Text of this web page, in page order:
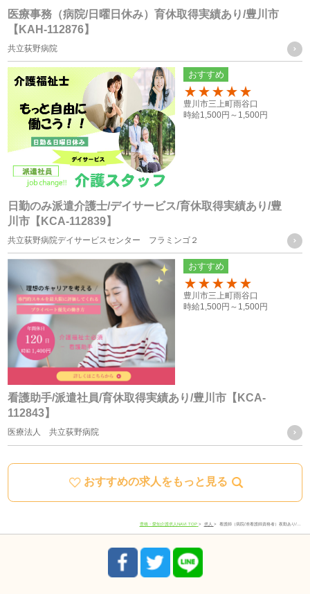
・採用応募時に取得した履歴書、お問い合せフォーム、エン
トリーフォーム、口頭（電話等）による取得
・就職斡旋サイトや人材紹介会社からの通知による取得
お取引様の個人情報
・お問い合せフォーム、求人依頼フォーム、口頭（電話等）
またはFAXによる取得
個人情報の管理について責任を有する者の名称
・株式会社フォーテック
統計処理されたデータの利用
当社は、提供を受けた個人情報をもとに、個人を特定できな
いよう加工した統計データを作成することがあります。個人
を特定できない統計データについては、当社は何ら制限なく
利用することができるものとします。
ご質問及びご苦情の窓口
当社における個人データの取り扱いに関するご質問やご苦情
に関しては下記の窓口にご連絡ください。
住所 愛知県豊川市宿町寺前66-1
8:30-17:30
おすすめの求人をもっと見る
医療事務（病院/日曜日休み）育休取得実績あり/豊川市
【KAH-112876】
共立荻野病院
日勤のみ派遣介護士/デイサービス/育休取得実績あり/豊
川市【KCA-112839】
共立荻野病院デイサービスセンター フラミンゴ２
おすすめ
100
豊川市三上町雨谷口
時給1,500円～ 1,500円
看護助手/派遣社員/育休取得実績あり/豊川市【KCA-
112843】
医療法人 共立荻野病院
おすすめ
100
豊川市三上町雨谷口
時給1,500円～ 1,500円
豊橋・愛知介護求人NAVI TOP 求人 看護師（病院/准看護師資格者）夜勤あり/…